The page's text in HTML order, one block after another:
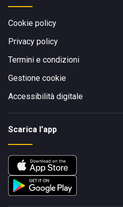
Cookie policy
Privacy policy
Termini e condizioni
Gestione cookie
Accessibilità digitale
Scarica l'app